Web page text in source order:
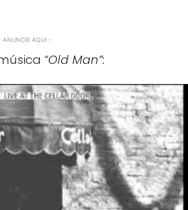
ANUNCIE AQUI -
“Old Man”: